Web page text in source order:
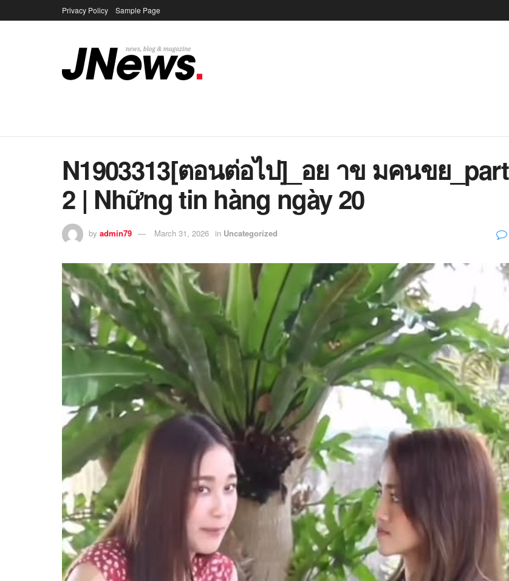
Privacy Policy Sample Page
N1903313[ตอนต่อไป]_อย าข มคนขย_part
2 | Những tin hàng ngày 20
by admin79 March 31, 2026 in Uncategorized